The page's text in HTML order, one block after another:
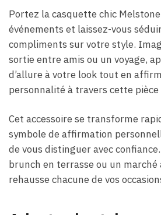
Portez la casquette chic
événements et laissez-vous
compliments sur votre style.
sortie entre amis ou un voyage,
d’allure à votre look tout en
personnalité à travers cette pièce
Cet accessoire se transforme
symbole de affirmation
de vous distinguer avec
brunch en terrasse ou un
rehausse chacune de vos